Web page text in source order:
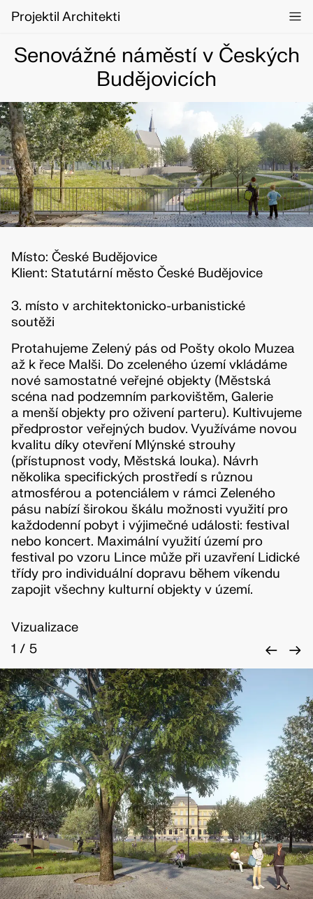
Projektil Architekti
Senovážné náměstí v Českých
Budějovicích
Místo: České Budějovice
Klient: Statutární město České Budějovice
3. místo v architektonicko-urbanistické
soutěži
Protahujeme Zelený pás od Pošty okolo Muzea
až k řece Malši. Do zceleného území vkládáme
nové samostatné veřejné objekty (Městská
scéna nad podzemním parkovištěm, Galerie
a menší objekty pro oživení parteru). Kultivujeme
předprostor veřejných budov. Využíváme novou
kvalitu díky otevření Mlýnské strouhy
(přístupnost vody, Městská louka). Návrh
několika specifických prostředí s různou
atmosférou a potenciálem v rámci Zeleného
pásu nabízí širokou škálu možnosti využití pro
každodenní pobyt i výjimečné události: festival
nebo koncert. Maximální využití území pro
festival po vzoru Lince může při uzavření Lidické
třídy pro individuální dopravu během víkendu
zapojit všechny kulturní objekty v území.
Vizualizace
1 / 5 ← →